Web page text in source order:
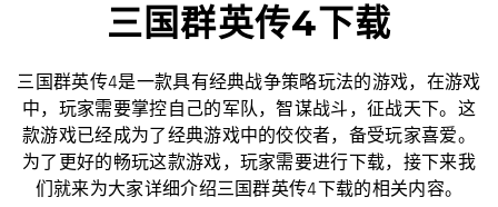
三国群英传4下载
三国群英传4是一款具有经典战争策略玩法的游戏，在游戏
中，玩家需要掌控自己的军队，智谋战斗，征战天下。这
款游戏已经成为了经典游戏中的佼佼者，备受玩家喜爱。
为了更好的畅玩这款游戏，玩家需要进行下载，接下来我
们就来为大家详细介绍三国群英传4下载的相关内容。